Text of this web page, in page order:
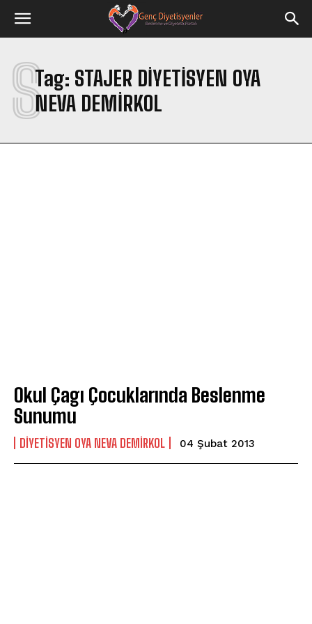
Tag: STAJER DIYETISYEN OYA
NEVA DEMIRKOL
S
Okul Çagı Çocuklarında Beslenme
Sunumu
DIYETISYEN OYA NEVA DEMIRKOL 04 Şubat 2013